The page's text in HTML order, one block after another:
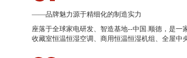
——品牌魅力源于精细化的制造实力
座落于全球家电研发、智造基地--中国.顺德，是一
收藏室恒温恒湿空调、商用恒温恒湿机组、全屋中